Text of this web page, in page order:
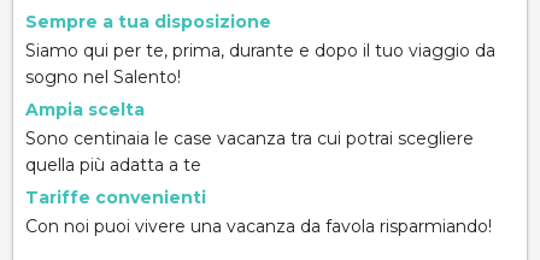
Sempre a tua disposizione
Siamo qui per te, prima, durante e dopo il tuo viaggio da
sogno nel Salento!
Ampia scelta
Sono centinaia le case vacanza tra cui potrai scegliere
quella più adatta a te
Tariffe convenienti
Con noi puoi vivere una vacanza da favola risparmiando!